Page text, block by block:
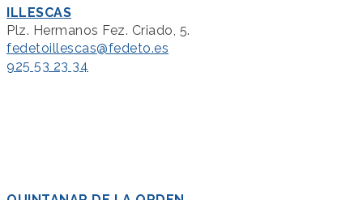
ILLESCAS
Plz. Hermanos Fez. Criado, 5.
fedetoillescas@fedeto.es
925 53 23 34